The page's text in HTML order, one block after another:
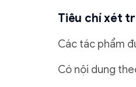
Tiêu chí xét
Các tác phẩm
Có nội dung